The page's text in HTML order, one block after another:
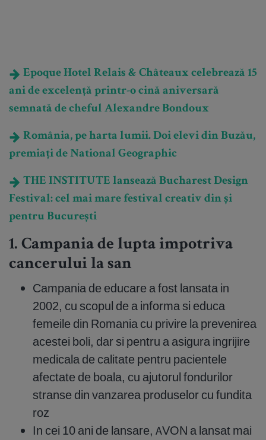
Epoque Hotel Relais & Châteaux celebrează 15
ani de excelență printr-o cină aniversară
semnată de cheful Alexandre Bondoux
România, pe harta lumii. Doi elevi din Buzău,
premiați de National Geographic
THE INSTITUTE lansează Bucharest Design
Festival: cel mai mare festival creativ din și
pentru București
1. Campania de lupta impotriva
cancerului la san
Campania de educare a fost lansata in
2002, cu scopul de a informa si educa
femeile din Romania cu privire la prevenirea
acestei boli, dar si pentru a asigura ingrijire
medicala de calitate pentru pacientele
afectate de boala, cu ajutorul fondurilor
stranse din vanzarea produselor cu fundita
roz
In cei 10 ani de lansare, AVON a lansat mai